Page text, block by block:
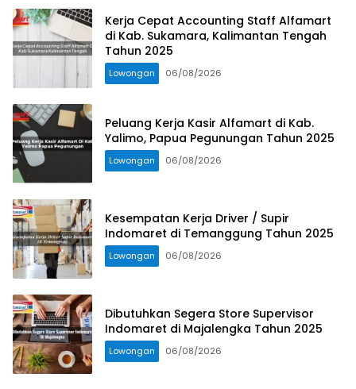
Kerja Cepat Accounting Staff Alfamart
di Kab. Sukamara, Kalimantan Tengah
Tahun 2025
Lowongan 06/08/2026
Peluang Kerja Kasir Alfamart di Kab.
Yalimo, Papua Pegunungan Tahun 2025
Lowongan 06/08/2026
Kesempatan Kerja Driver / Supir
Indomaret di Temanggung Tahun 2025
Lowongan 06/08/2026
Dibutuhkan Segera Store Supervisor
Indomaret di Majalengka Tahun 2025
Lowongan 06/08/2026